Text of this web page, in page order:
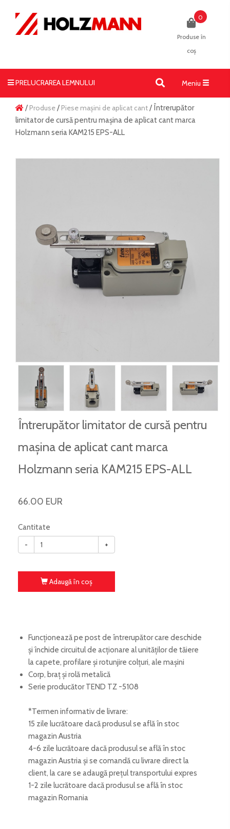
0
Produse în
coș
PRELUCRAREA LEMNULUI Meniu Toggle
/ Produse/ Piese mașini de aplicat cant/ Întrerupător
limitator de cursă pentru mașina de aplicat cant marca
Holzmann seria KAM215 EPS-ALL
Întrerupător limitator de cursă pentru
mașina de aplicat cant marca
Holzmann seria KAM215 EPS-ALL
66.00 EUR
Cantitate
-
+
Adaugă în coş
Funcționează pe post de întrerupător care deschide
și închide circuitul de acționare al unităților de tăiere
la capete, profilare și rotunjire colțuri, ale mașini
Corp, braț și rolă metalică
Serie producător TEND TZ -5108
*Termen informativ de livrare:
15 zile lucrătoare dacă produsul se află în stoc
magazin Austria
4-6 zile lucrătoare dacă produsul se află în stoc
magazin Austria și se comandă cu livrare direct la
client, la care se adaugă prețul transportului expres
1-2 zile lucrătoare dacă produsul se află în stoc
magazin Romania